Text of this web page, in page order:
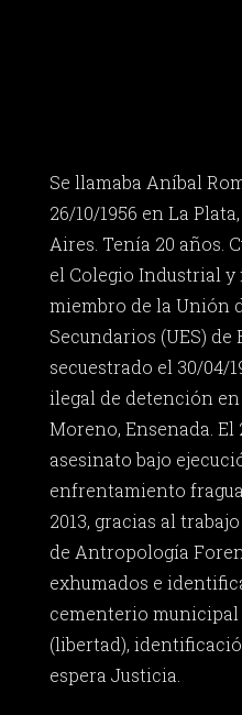
Se llamaba Aníbal
26/10/1956 en La
Aires. Tenía 20 años.
el Colegio Industrial y
miembro de la Unión
Secundarios (UES) de
secuestrado el 30/04/
ilegal de detención
Moreno, Ensenada. El
asesinato bajo
enfrentamiento
2013, gracias al
de Antropología
exhumados e
cementerio municipal
(libertad),
espera Justicia.